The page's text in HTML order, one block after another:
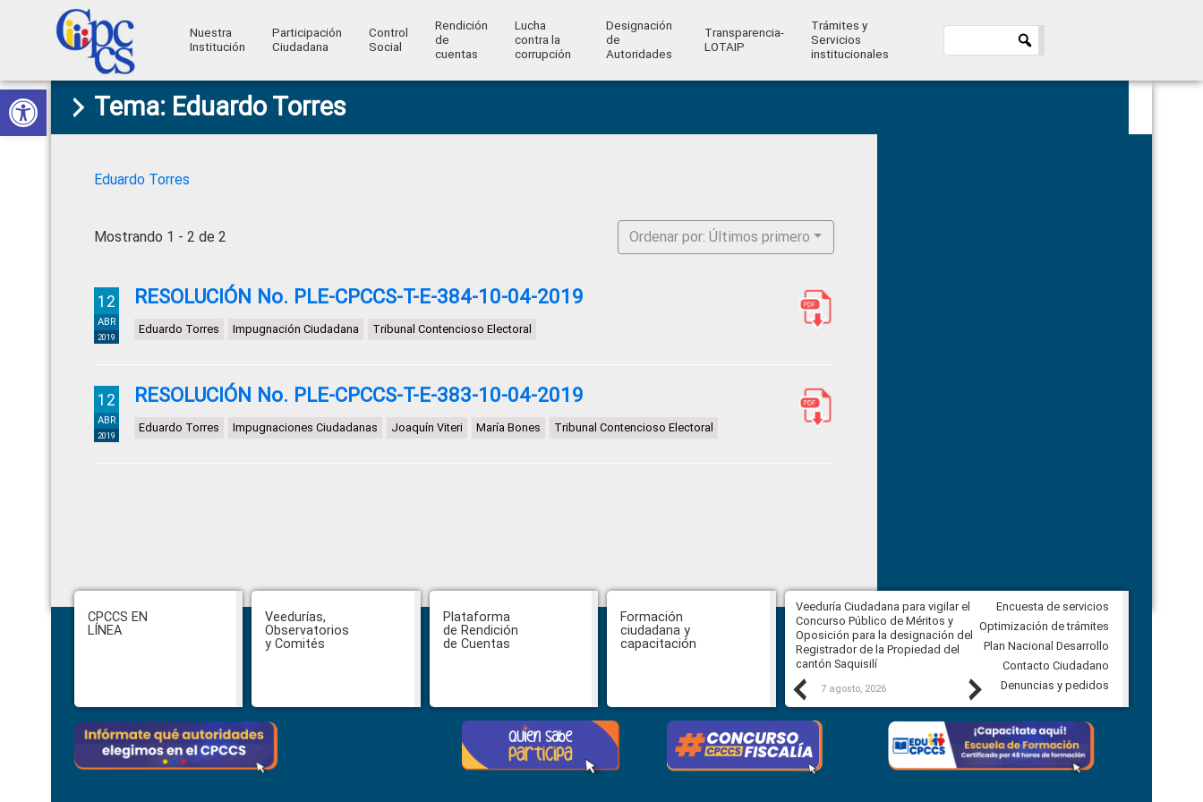
Abrir barra de herramientas
Skip
to
primary
Skip
to
main
Skip
to
primary
Skip
to
footer
Consejo
de
Ciudadana
Control
Construyendo
Poder
Ciudadano
Nuestra
Institución
Participación
Ciudadana
Control
Social
Rendición
de
cuentas
Lucha
contra la
corrupción
Designación
de
Autoridades
Transparencia-
LOTAIP
Trámites y
Servicios
institucionales
Tema: Eduardo Torres
Eduardo Torres
Mostrando 1 - 2 de 2 Ordenar por: Últimos primero
12
ABR
2019
RESOLUCIÓN No. PLE-CPCCS-T-E-384-10-04-2019
Eduardo Torres Impugnación Ciudadana Tribunal Contencioso Electoral
12
ABR
2019
RESOLUCIÓN No. PLE-CPCCS-T-E-383-10-04-2019
Eduardo Torres Impugnaciones Ciudadanas Joaquín Viteri María Bones Tribunal Contencioso Electoral
Footer
CPCCS EN
LÍNEA
Veedurías,
Observatorios
y Comités
Plataforma
de Rendición
de Cuentas
Formación
ciudadana y
capacitación
Previous
CPCCS aprueba convocatoria a
Veeduría para designación de la
autoridad de la SOT
Veeduría Ciudadana para vigilar el
Concurso Público de Méritos y
Oposición para la designación del
Registrador de la Propiedad del
cantón Saquisilí
7 agosto, 2026
Veeduría Ciudadana para vigilar la
construcción del asfaltado de
Ballenita del cantón Santa Elena
7 agosto, 2026
Next
Encuesta de servicios
Optimización de trámites
Plan Nacional Desarrollo
Contacto Ciudadano
Denuncias y pedidos